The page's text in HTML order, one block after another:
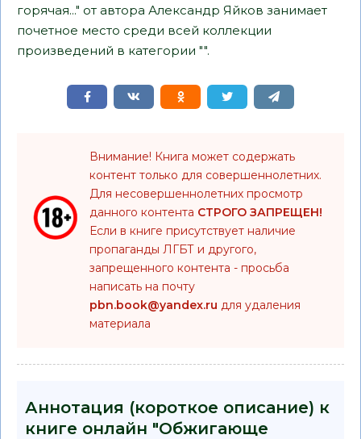
горячая..." от автора Александр Яйков занимает
почетное место среди всей коллекции
произведений в категории "".
Внимание! Книга может содержать
контент только для совершеннолетних.
Для несовершеннолетних просмотр
данного контента СТРОГО ЗАПРЕЩЕН!
Если в книге присутствует наличие
пропаганды ЛГБТ и другого,
запрещенного контента - просьба
написать на почту
pbn.book@yandex.ru для удаления
материала
Аннотация (короткое описание) к
книге онлайн "Обжигающе